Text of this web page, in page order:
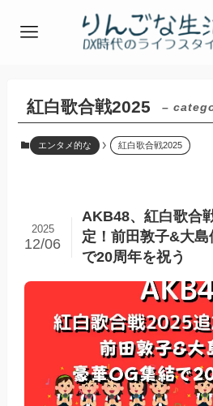
紅白歌合戦2025 –
エンタメ的な 紅白歌合戦2025
AKB48、紅白歌合
定！前田敦子&大
で20周年を祝う
2025
12/06